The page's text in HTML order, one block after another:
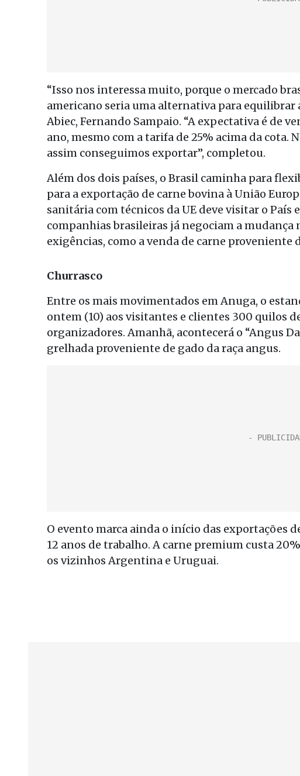
“Isso nos interessa muito, porque o mercado
americano seria uma alternativa para equilibrar
Abiec, Fernando Sampaio. “A expectativa é de
ano, mesmo com a tarifa de 25% acima da cota.
assim conseguimos exportar”, completou.
Além dos dois países, o Brasil caminha para
para a exportação de carne bovina à União
sanitária com técnicos da UE deve visitar o País
companhias brasileiras já negociam a
exigências, como a venda de carne proveniente
Churrasco
Entre os mais movimentados em Anuga, o
ontem (10) aos visitantes e clientes 300 quilos
organizadores. Amanhã, acontecerá o “Angus
grelhada proveniente de gado da raça angus.
O evento marca ainda o início das exportações
12 anos de trabalho. A carne premium custa
os vizinhos Argentina e Uruguai.